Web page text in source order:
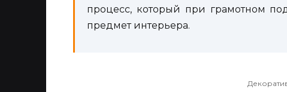
процесс, который при грамотном
предмет интерьера.